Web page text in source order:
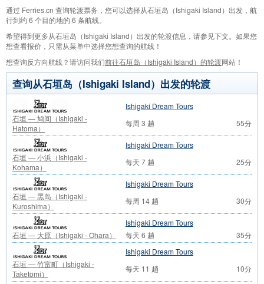
通过 Ferries.cn 查询轮渡票务，您可以选择从石垣岛（Ishigaki Island）出发，航
行到约 6 个目的地的 6 条航线。
希望得到更多从石垣岛（Ishigaki Island）出发的轮渡信息，请参见下文。如果您
想查看报价，只需从菜单中选择您想查询的航线！
想查询反方向航线？请访问我们前往石垣岛（Ishigaki Island）的轮渡网站！
查询从石垣岛（Ishigaki Island）出发的轮渡
Ishigaki Dream Tours
石垣 — 鸠间（Ishigaki -
Hatoma）
每周 3 趟 55分
Ishigaki Dream Tours
石垣 — 小浜（Ishigaki -
Kohama）
每天 7 趟 25分
Ishigaki Dream Tours
石垣 — 黑岛（Ishigaki -
Kuroshima）
每周 14 趟 30分
Ishigaki Dream Tours
石垣 — 大原（Ishigaki - Ohara）
每天 6 趟
35分
Ishigaki Dream Tours
石垣 — 竹富町（Ishigaki -
Taketomi）
每天 11 趟 10分